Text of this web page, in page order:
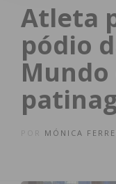
Atleta
pódio
Mundo
MÓNICA